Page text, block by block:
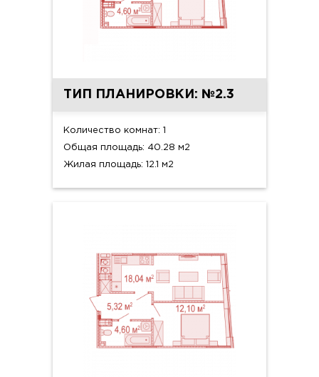
ТИП ПЛАНИРОВКИ: №2.3
Количество комнат: 1
Общая площадь: 40.28 м2
Жилая площадь: 12.1 м2